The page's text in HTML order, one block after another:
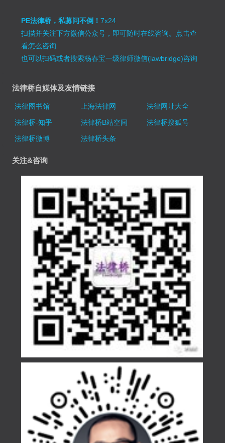
PE法律桥，私募问不倒！7x24
扫描并关注下方微信公众号，即可随时在线咨询。 点击查
看怎么咨询
也可以扫码或者搜索杨春宝一级律师微信(lawbridge)咨询
法律桥自媒体及友情链接
法律图书馆 上海法律网
法律网址大全
法律桥-知乎
法律桥B站空间
法律桥搜狐号
法律桥微博
法律桥头条
关注&咨询